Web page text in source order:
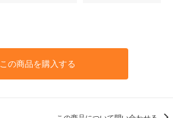
この商品を購入する